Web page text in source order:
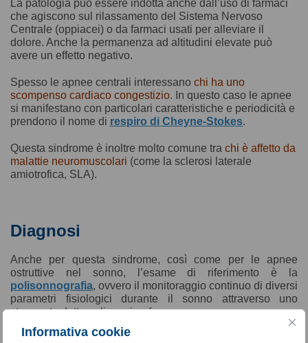
Informativa cookie
La patologia può essere indotta anche dall’uso di farmaci
che agiscono sul rilassamento del Sistema Nervoso
Centrale (oppiacei) o da farmaci usati per alleviare il
dolore. Anche la permanenza ad altitudini elevate può
avere un effetto negativo.
Spesso le apnee centrali interessano chi ha uno
scompenso cardiaco congestizio. In questo caso le apnee
si manifestano con particolari caratteristiche e periodicità e
prendono il nome di respiro di Cheyne-Stokes.
Questa sindrome è inoltre molto comune tra chi è affetto da
malattie neuromuscolari (come la sclerosi laterale
amiotrofica, SLA).
Diagnosi
Anche per questa sindrome, così come per le apnee
ostruttive nel sonno, l’esame di riferimento è la
polisonnografia, ovvero il monitoraggio continuo di diversi
parametri fisiologici durante il sonno attraverso uno
strumento detto polisonnigrafo.
SonnoService offre al paziente la possibilità di effettuare